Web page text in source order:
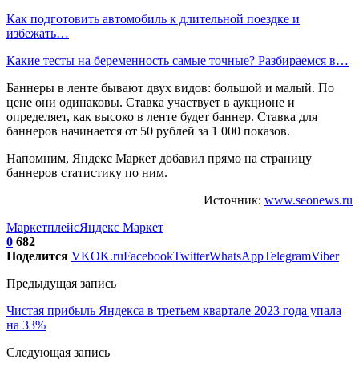
Как подготовить автомобиль к длительной поездке и
избежать…
Какие тесты на беременность самые точные? Разбираемся в…
Баннеры в ленте бывают двух видов: большой и малый. По
цене они одинаковы. Ставка участвует в аукционе и
определяет, как высоко в ленте будет баннер. Ставка для
баннеров начинается от 50 рублей за 1 000 показов.
Напомним, Яндекс Маркет добавил прямо на страницу
баннеров статистику по ним.
Источник: www.seonews.ru
МаркетплейсЯндекс Маркет
0 682
Поделится VKOK.ruFacebookTwitterWhatsAppTelegramViber
Предыдущая запись
Чистая прибыль Яндекса в третьем квартале 2023 года упала
на 33%
Следующая запись